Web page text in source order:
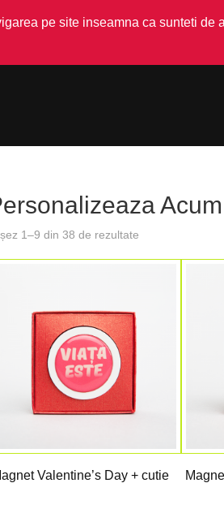
pe site inseamna ca sunteti de
1–9 din 38 de rezultate
Valentine’s Day + cutie